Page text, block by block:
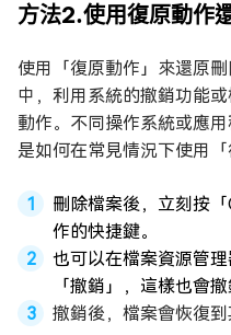
方法2.使用復原動作
使用「復原動作」來還原
中，利用系統的撤銷功能
動作。不同操作系統或應
是如何在常見情況下使用
刪除檔案後，立刻按
作的快捷鍵。
也可以在檔案資源管
「撤銷」，這樣也會
撤銷後，檔案會恢復到